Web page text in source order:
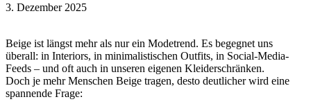
3. Dezember 2025
Beige ist längst mehr als nur ein Modetrend. Es begegnet uns
überall: in Interiors, in minimalistischen Outfits, in Social-Media-
Feeds – und oft auch in unseren eigenen Kleiderschränken.
Doch je mehr Menschen Beige tragen, desto deutlicher wird eine
spannende Frage: